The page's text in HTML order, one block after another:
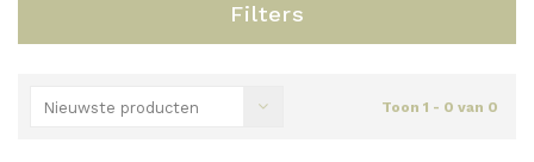
Filters
Nieuwste producten Toon 1 - 0 van 0